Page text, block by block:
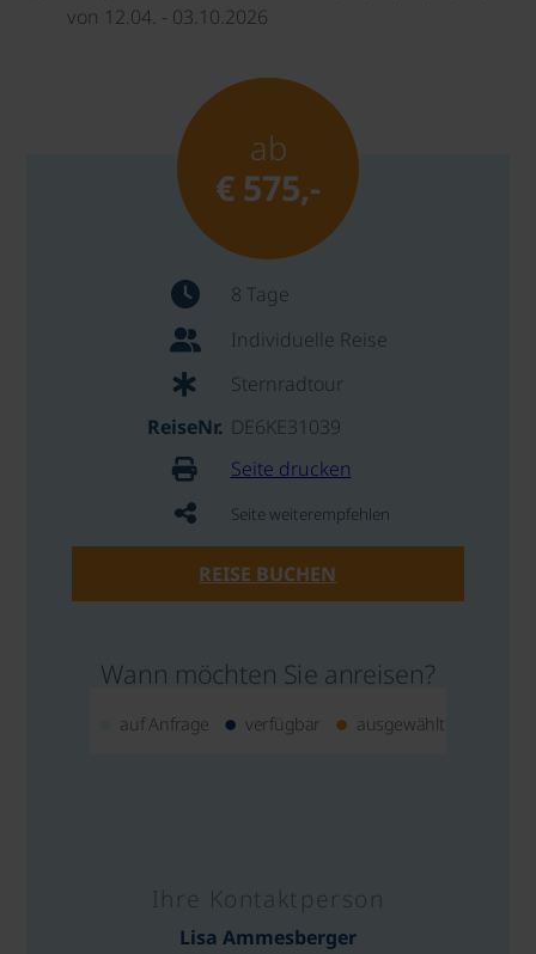
von 12.04. - 03.10.2026
ab
€ 575,-
8 Tage
Individuelle Reise
Sternradtour
ReiseNr. DE6KE31039
Seite drucken
Seite weiterempfehlen
REISE BUCHEN
Wann möchten Sie anreisen?
auf Anfrage verfügbar ausgewählt
Ihre Kontaktperson
Lisa Ammesberger